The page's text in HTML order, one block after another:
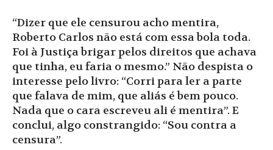
“Dizer que ele censurou acho mentira,
Roberto Carlos não está com essa bola toda.
Foi à Justiça brigar pelos direitos que achava
que tinha, eu faria o mesmo.” Não despista o
interesse pelo livro: “Corri para ler a parte
que falava de mim, que aliás é bem pouco.
Nada que o cara escreveu ali é mentira”. E
conclui, algo constrangido: “Sou contra a
censura”.